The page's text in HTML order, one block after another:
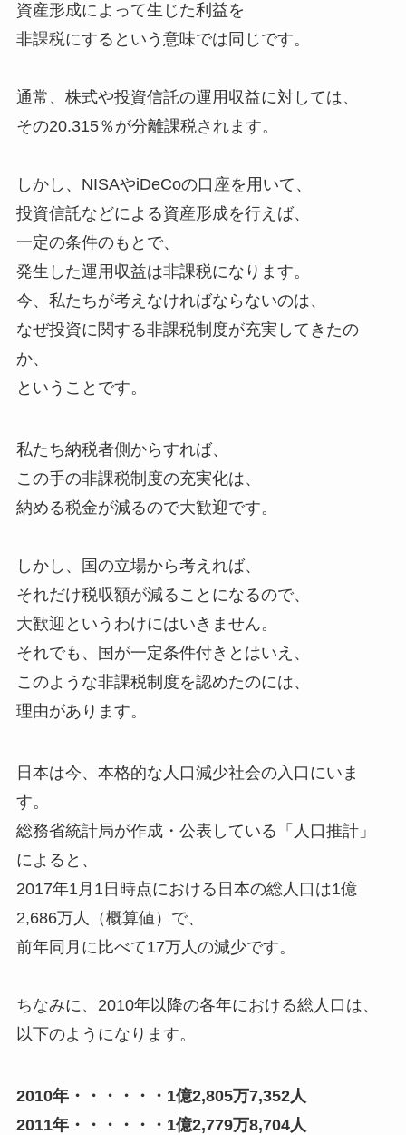
資産形成によって生じた利益を
非課税にするという意味では同じです。
通常、株式や投資信託の運用収益に対しては、
その20.315％が分離課税されます。
しかし、NISAやiDeCoの口座を用いて、
投資信託などによる資産形成を行えば、
一定の条件のもとで、
発生した運用収益は非課税になります。
今、私たちが考えなければならないのは、
なぜ投資に関する非課税制度が充実してきたの
か、
ということです。
私たち納税者側からすれば、
この手の非課税制度の充実化は、
納める税金が減るので大歓迎です。
しかし、国の立場から考えれば、
それだけ税収額が減ることになるので、
大歓迎というわけにはいきません。
それでも、国が一定条件付きとはいえ、
このような非課税制度を認めたのには、
理由があります。
日本は今、本格的な人口減少社会の入口にいま
す。
総務省統計局が作成・公表している「人口推計」
によると、
2017年1月1日時点における日本の総人口は1億
2,686万人（概算値）で、
前年同月に比べて17万人の減少です。
ちなみに、2010年以降の各年における総人口は、
以下のようになります。
2010年・・・・・・1億2,805万7,352人
2011年・・・・・・1億2,779万8,704人